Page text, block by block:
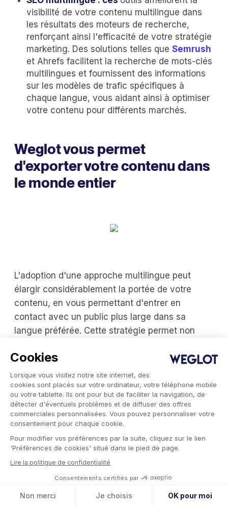
Cookies
Lorsque vous visitez notre site internet, des
cookies sont placés sur votre ordinateur, votre téléphone mobile
ou votre tablette. Ils ont pour but de faciliter la navigation, de
détecter d'éventuels problèmes et de diffuser des offres
commerciales personnalisées. Vous pouvez personnaliser votre
consentement pour chaque cookie.
Pour modifier vos préférences par la suite, cliquez sur le lien
'Préférences de cookies' situé dans le pied de page.
Lire la politique de confidentialité
Consentements certifiés par
Non merci Je choisis OK pour moi
visibilité de votre contenu multilingue dans
les résultats des moteurs de recherche,
renforçant ainsi l'efficacité de votre stratégie
marketing. Des solutions telles que Semrush
et Ahrefs facilitent la recherche de mots-clés
multilingues et fournissent des informations
sur les modèles de trafic spécifiques à
chaque langue, vous aidant ainsi à optimiser
votre contenu pour différents marchés.
Weglot vous permet
d'exporter votre contenu dans
le monde entier
L'adoption d'une approche multilingue peut
élargir considérablement la portée de votre
contenu, en vous permettant d'entrer en
contact avec un public plus large dans sa
langue préférée. Cette stratégie permet non
utilisateurs, mais aussi de renforcer la confiance
et de vous donner un avantage concurrentiel
par rapport aux entreprises qui limitent leur
contenu à une seule langue.
Cependant, la réussite d'une
marketing multilinguene se limite pas à la
simple traduction de vos documents existants. Il
faut disposer des outils adéquats pour traduire,
localiser et optimiser votre contenu en fonction
des publics cibles, avec précision et efficacité.